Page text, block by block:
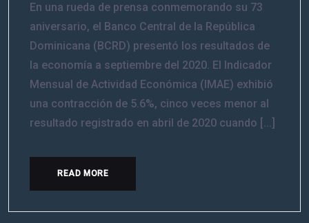
En una rueda de prensa conmemorando su 73
aniversario, el Banco Central de la República
Dominicana (BCRD) presentó los resultados de
la economía a septiembre del 2020. El Indicador
Mensual de Actividad Económica (IMAE) exhibió
una contracción de 5.6%, cinco veces menor al
resultado registrado en abril de 2020 cuando [...]
READ MORE